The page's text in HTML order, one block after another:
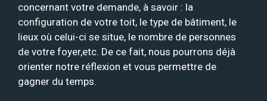
concernant votre demande, à savoir : la
configuration de votre toit, le type de bâtiment, le
lieux où celui-ci se situe, le nombre de personnes
de votre foyer,etc. De ce fait, nous pourrons déjà
orienter notre réflexion et vous permettre de
gagner du temps.